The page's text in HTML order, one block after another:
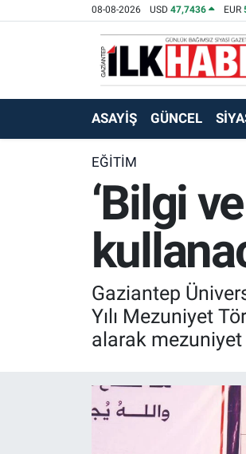
08-08-2026 USD47,7436 EUR
ASAYİŞ GÜNCEL
EĞİTİM
‘Bilgi
Gaziantep
Yılı Mezuniyet
alarak mezuniyet
EKONOMİ
SİYASET
SAĞLIK
TEKNOLOJİ
EĞİTİM
KÜLTÜR - SANAT
Beyoğlu Hava Durumu
Beyoğlu Trafik Yoğunluk Haritası
Süper Lig Puan Durumu ve
Tüm Manşetler
Son Dakika Haberleri
Haber Arşivi